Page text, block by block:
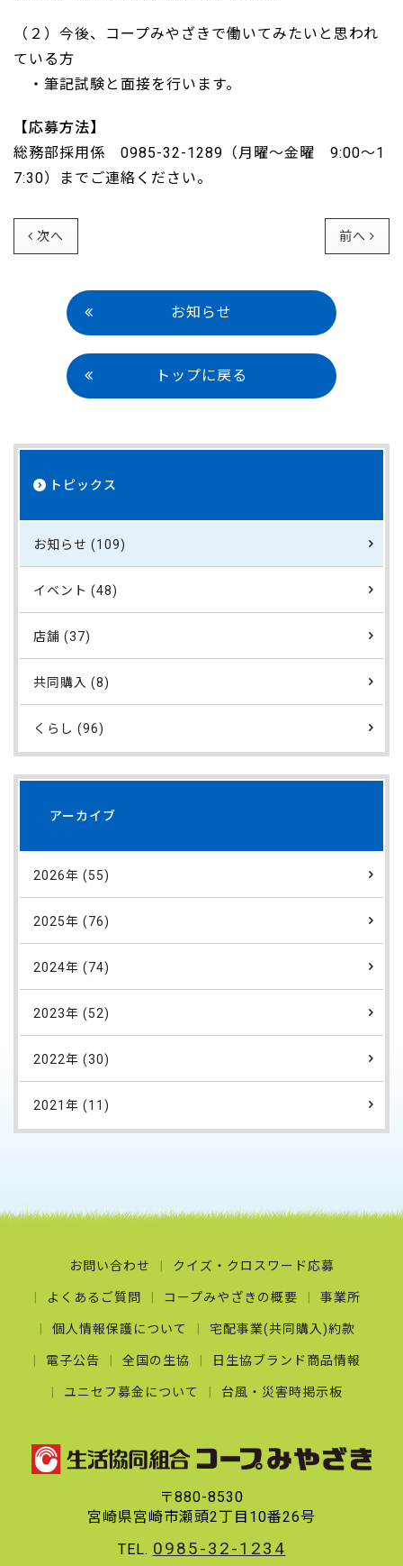
（２）今後、コープみやざきで働いてみたいと思われ
ている方
・筆記試験と面接を行います。
【応募方法】
総務部採用係 0985-32-1289（月曜～金曜 9:00～1
7:30）までご連絡ください。
次へ 前へ
お知らせ
トップに戻る
トピックス
お知らせ (109)
イベント (48)
店舗 (37)
共同購入 (8)
くらし (96)
アーカイブ
2026年 (55)
2025年 (76)
2024年 (74)
2023年 (52)
2022年 (30)
2021年 (11)
お問い合わせ クイズ・クロスワード応募
よくあるご質問 コープみやざきの概要 事業所
個人情報保護について 宅配事業(共同購入)約款
電子公告 全国の生協 日生協ブランド商品情報
ユニセフ募金について 台風・災害時掲示板
〒880-8530
宮崎県宮崎市瀬頭2丁目10番26号
TEL. 0985-32-1234